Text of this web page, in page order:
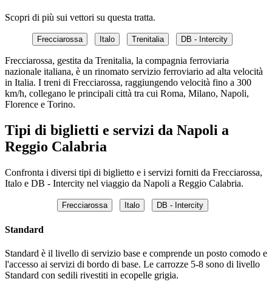
Scopri di più sui vettori su questa tratta.
Frecciarossa Italo Trenitalia DB - Intercity
Frecciarossa, gestita da Trenitalia, la compagnia ferroviaria
nazionale italiana, è un rinomato servizio ferroviario ad alta velocità
in Italia. I treni di Frecciarossa, raggiungendo velocità fino a 300
km/h, collegano le principali città tra cui Roma, Milano, Napoli,
Florence e Torino.
Tipi di biglietti e servizi da Napoli a
Reggio Calabria
Confronta i diversi tipi di biglietto e i servizi forniti da Frecciarossa,
Italo e DB - Intercity nel viaggio da Napoli a Reggio Calabria.
Frecciarossa Italo DB - Intercity
Standard
Standard è il livello di servizio base e comprende un posto comodo e
l'accesso ai servizi di bordo di base. Le carrozze 5-8 sono di livello
Standard con sedili rivestiti in ecopelle grigia.